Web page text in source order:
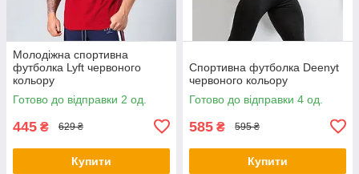
Молодіжна спортивна
футболка Lyft червоного
кольору
Готово до відправки 2 од.
445 ₴ 629 ₴
Купити
Спортивна футболка Deenyt
червоного кольору
Готово до відправки 4 од.
585 ₴ 595 ₴
Купити